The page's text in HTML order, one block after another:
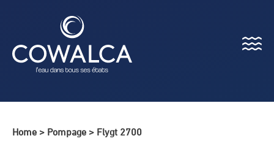
Menu
Home > Pompage > Flygt 2700